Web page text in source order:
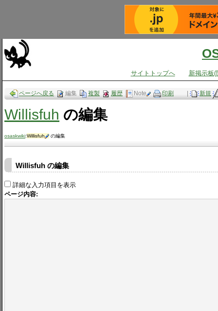
サイトトップへ 新掲示板(
新規
ページへ戻る 編集 複製 履歴 Note 印刷
Willisfuh の編集
osaskwiki:Willisfuh の編集
Willisfuh の編集
詳細な入力項目を表示
ページ内容: